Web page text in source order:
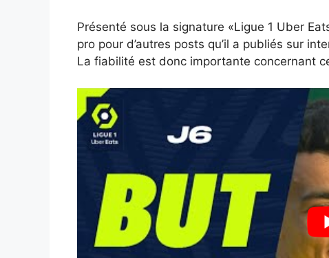
Présenté sous la signature «Ligue 1 Uber
pro pour d’autres posts qu’il a publiés sur
La fiabilité est donc importante concernant